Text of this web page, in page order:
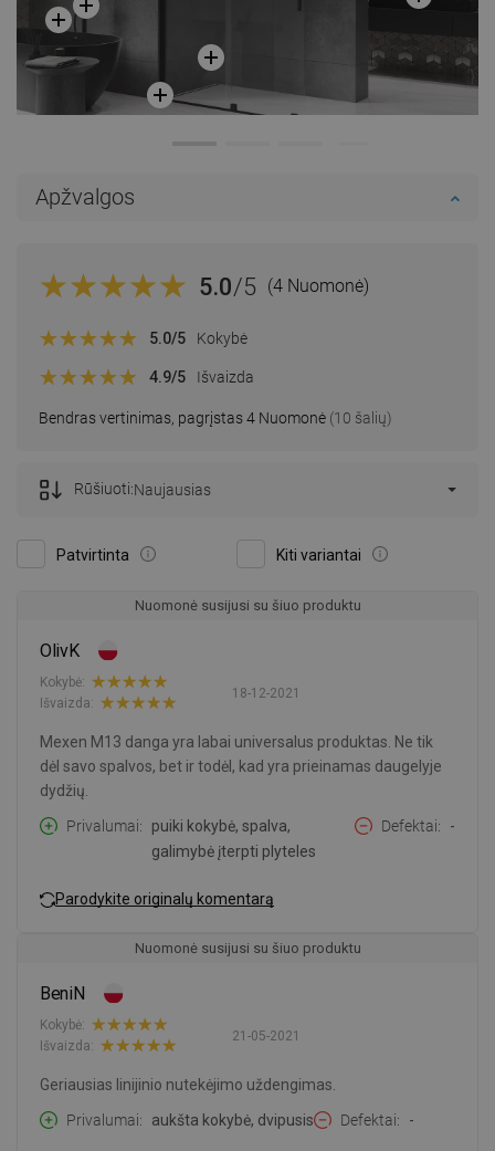
Apžvalgos
5.0/5 (4 Nuomonė)
Bendras vertinimas, pagrįstas 4 Nuomonė (10 šalių)
5.0/5 Kokybė
4.9/5 Išvaizda
Patvirtinta Kiti variantai
Rūšiuoti:Naujausias
Nuomonė susijusi su šiuo produktu
OlivK
18-12-2021
Kokybė:
Išvaizda:
Mexen M13 danga yra labai universalus produktas. Ne tik
dėl savo spalvos, bet ir todėl, kad yra prieinamas daugelyje
dydžių.
Privalumai
puiki kokybė, spalva,
galimybė įterpti plyteles
Defektai -
Parodykite originalų komentarą
Nuomonė susijusi su šiuo produktu
BeniN
21-05-2021
Kokybė:
Išvaizda:
Geriausias linijinio nutekėjimo uždengimas.
Privalumai
aukšta kokybė, dvipusis Defektai -